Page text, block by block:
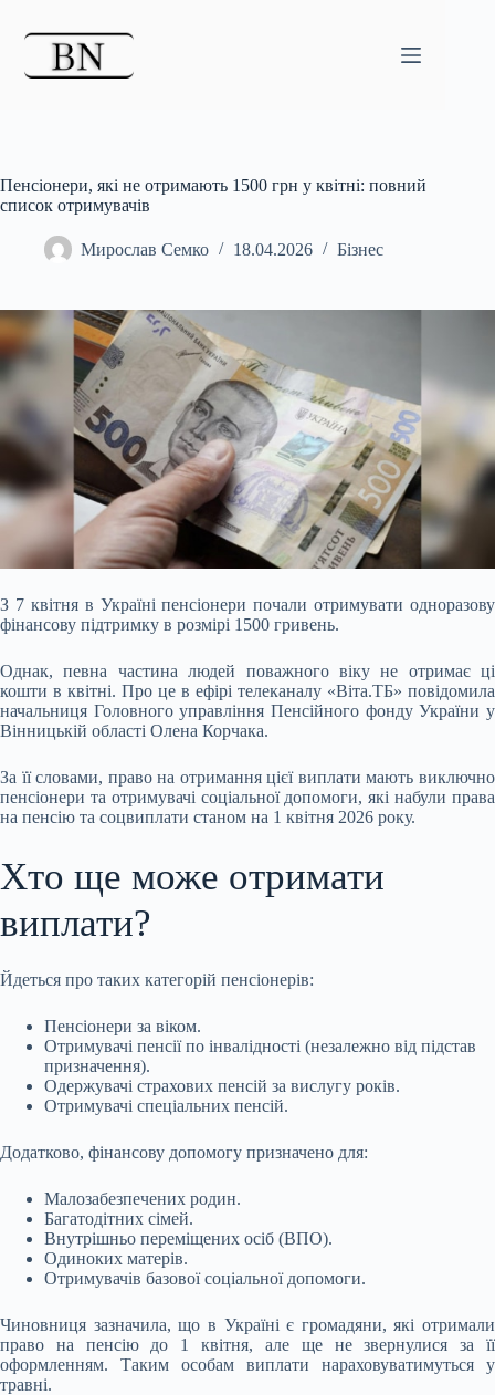
Пенсіонери, які не отримають 1500 грн у квітні: повний
список отримувачів
Мирослав Семко 18.04.2026 Бізнес
З 7 квітня в Україні пенсіонери почали отримувати одноразову
фінансову підтримку в розмірі 1500 гривень.
Однак, певна частина людей поважного віку не отримає ці
кошти в квітні. Про це в ефірі телеканалу «Віта.ТБ» повідомила
начальниця Головного управління Пенсійного фонду України у
Вінницькій області Олена Корчака.
За її словами, право на отримання цієї виплати мають виключно
пенсіонери та отримувачі соціальної допомоги, які набули права
на пенсію та соцвиплати станом на 1 квітня 2026 року.
Хто ще може отримати
виплати?
Йдеться про таких категорій пенсіонерів:
Пенсіонери за віком.
Отримувачі пенсії по інвалідності (незалежно від підстав
призначення).
Одержувачі страхових пенсій за вислугу років.
Отримувачі спеціальних пенсій.
Додатково, фінансову допомогу призначено для:
Малозабезпечених родин.
Багатодітних сімей.
Внутрішньо переміщених осіб (ВПО).
Одиноких матерів.
Отримувачів базової соціальної допомоги.
Чиновниця зазначила, що в Україні є громадяни, які отримали
право на пенсію до 1 квітня, але ще не звернулися за її
оформленням. Таким особам виплати нараховуватимуться у
травні.